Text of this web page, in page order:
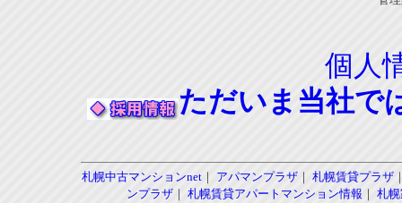
個人
ただいま当社で
札幌中古マンションnet｜ アパマンプラザ｜ 札幌賃貸プラザ
ンプラザ｜ 札幌賃貸アパートマンション情報 ｜ 札